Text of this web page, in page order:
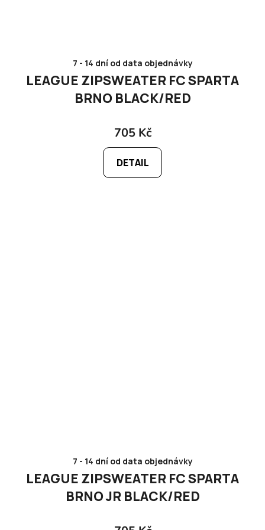
7 - 14 dní od data objednávky
LEAGUE ZIPSWEATER FC SPARTA
BRNO BLACK/RED
705 Kč
DETAIL
7 - 14 dní od data objednávky
LEAGUE ZIPSWEATER FC SPARTA
BRNO JR BLACK/RED